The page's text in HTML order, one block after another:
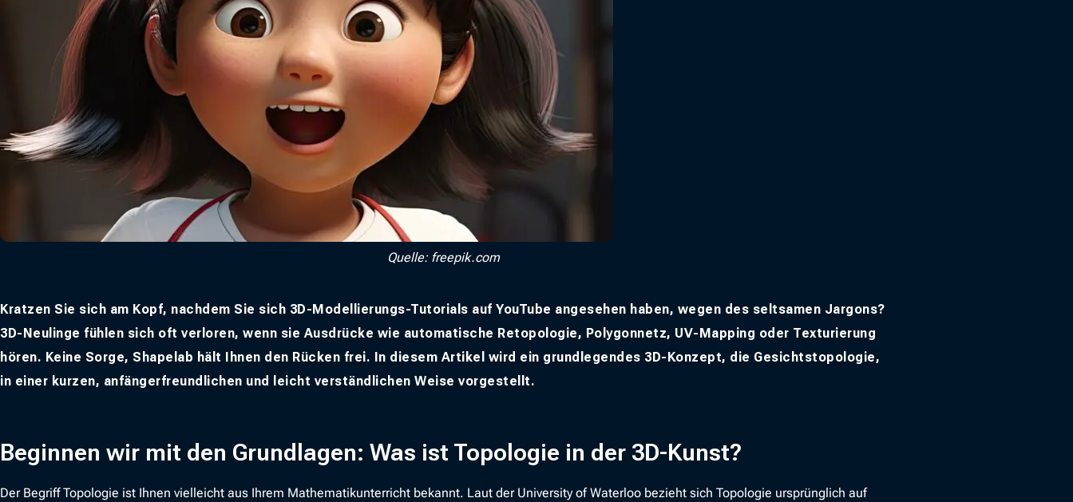
Quelle: freepik.com
Kratzen Sie sich am Kopf, nachdem Sie sich 3D-Modellierungs-Tutorials auf YouTube angesehen haben, wegen des seltsamen Jargons?
3D-Neulinge fühlen sich oft verloren, wenn sie Ausdrücke wie automatische Retopologie, Polygonnetz, UV-Mapping oder Texturierung
hören. Keine Sorge, Shapelab hält Ihnen den Rücken frei. In diesem Artikel wird ein grundlegendes 3D-Konzept, die Gesichtstopologie,
in einer kurzen, anfängerfreundlichen und leicht verständlichen Weise vorgestellt.
Beginnen wir mit den Grundlagen: Was ist Topologie in der 3D-Kunst?
Der Begriff Topologie ist Ihnen vielleicht aus Ihrem Mathematikunterricht bekannt. Laut der University of Waterloo bezieht sich Topologie ursprünglich auf